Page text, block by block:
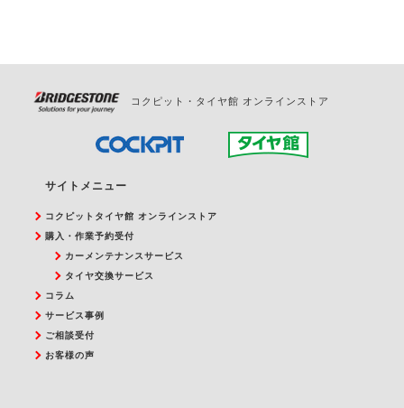
コクピット・タイヤ館 オンラインストア
サイトメニュー
コクピットタイヤ館 オンラインストア
購入・作業予約受付
カーメンテナンスサービス
タイヤ交換サービス
コラム
サービス事例
ご相談受付
お客様の声